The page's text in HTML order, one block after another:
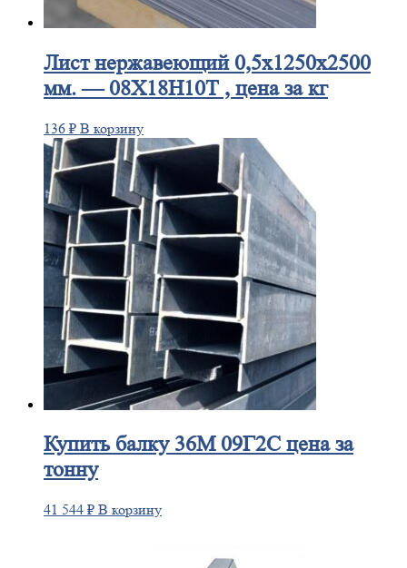
Листнержавеющий 0,5x1250x2500
мм. — 08Х18Н10Т , цена за кг
136 ₽ В корзину
Купитьбалку 36М 09Г2С цена за
тонну
41 544 ₽ В корзину